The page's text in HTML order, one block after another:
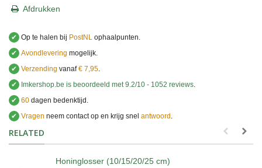
Afdrukken
✔ Op te halen bij PostNL ophaalpunten.
✔ Avondlevering mogelijk.
✔ Verzending vanaf€ 7,95.
✔
Imkershop.be is beoordeeld met9.2/10 - 1052 reviews.
✔ 60 dagen bedenktijd.
✔ Vragen neem contact op en krijg snel antwoord .
RELATED
Honinglosser (10/15/20/25 cm)